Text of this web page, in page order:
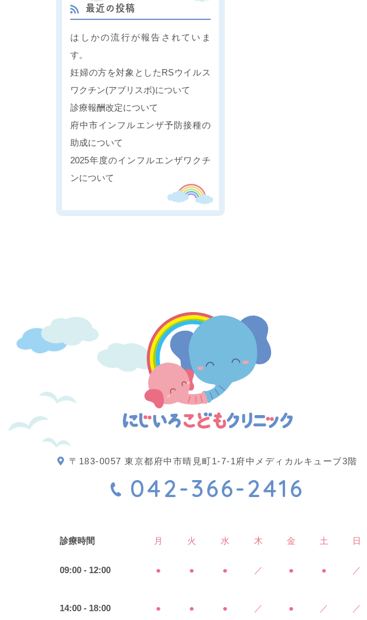
最近の投稿
はしかの流行が報告されていま
す。
妊婦の方を対象としたRSウイルス
ワクチン(アブリスボ)について
診療報酬改定について
府中市インフルエンザ予防接種の
助成について
2025年度のインフルエンザワクチ
ンについて
〒183-0057 東京都府中市晴見町1-7-1府中メディカルキューブ3階
042-366-2416
診療時間 月 火 水 木 金 土 日
09:00 - 12:00 ● ● ● ／ ● ● ／
14:00 - 18:00 ● ● ● ／ ● ／ ／